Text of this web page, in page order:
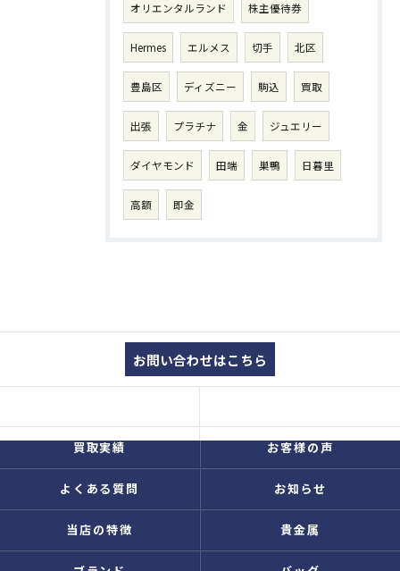
オリエンタルランド 株主優待券
Hermes エルメス 切手 北区
豊島区 ディズニー 駒込 買取
出張 プラチナ 金 ジュエリー
ダイヤモンド 田端 巣鴨 日暮里
高額 即金
お問い合わせはこちら
買取実績 お客様の声
よくある質問 お知らせ
当店の特徴 貴金属